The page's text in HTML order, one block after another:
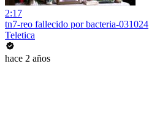
2:17
tn7-reo fallecido por bacteria-031024
Teletica
hace 2 años